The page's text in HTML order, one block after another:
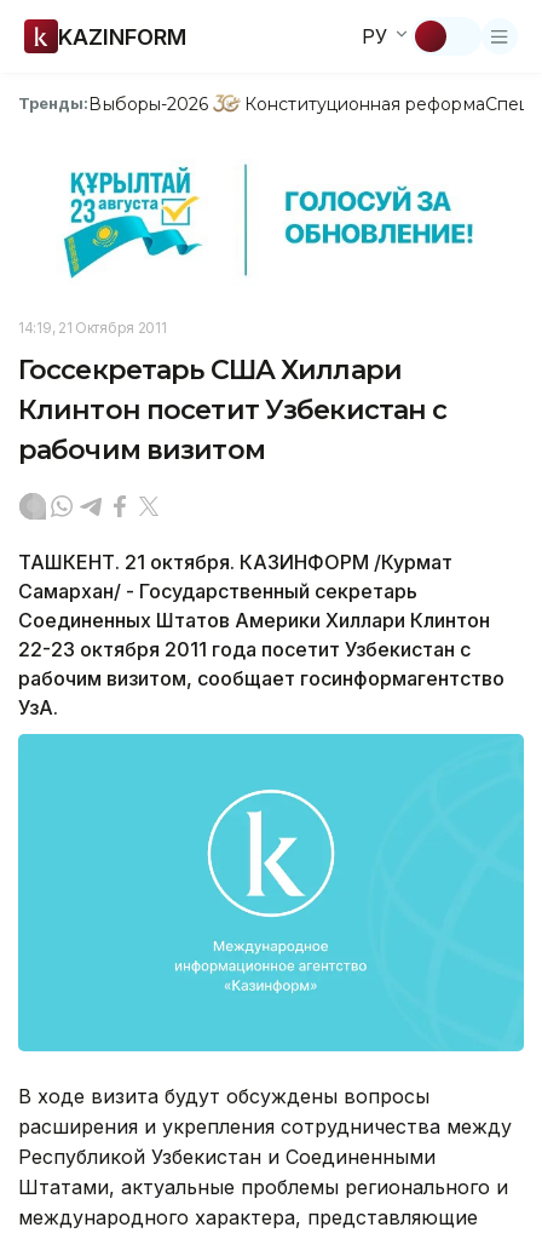
KAZINFORM РУ
Тренды:Выборы-2026 Конституционная реформа
14:19, 21 Октября 2011
Госсекретарь США Хиллари
Клинтон посетит Узбекистан с
рабочим визитом
ТАШКЕНТ. 21 октября. КАЗИНФОРМ /Курмат
Самархан/ - Государственный секретарь
Соединенных Штатов Америки Хиллари Клинтон
22-23 октября 2011 года посетит Узбекистан с
рабочим визитом, сообщает госинформагентство
УзА.
В ходе визита будут обсуждены вопросы
расширения и укрепления сотрудничества между
Республикой Узбекистан и Соединенными
Штатами, актуальные проблемы регионального и
международного характера, представляющие